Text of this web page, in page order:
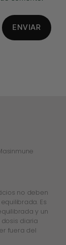
no deben
Es
y un
diaria
fuera del